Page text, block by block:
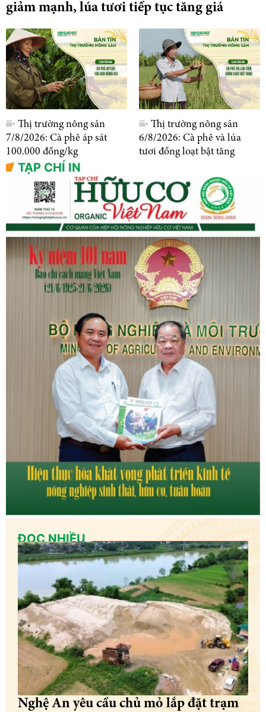
giảm mạnh, lúa tươi tiếp tục tăng giá
Thị trường nông sản
7/8/2026: Cà phê áp sát
100.000 đồng/kg
Thị trường nông sản
6/8/2026: Cà phê và lúa
tươi đồng loạt bật tăng
TẠP CHÍ IN
ĐỌC NHIỀU
Nghệ An yêu cầu chủ mỏ lắp đặt trạm